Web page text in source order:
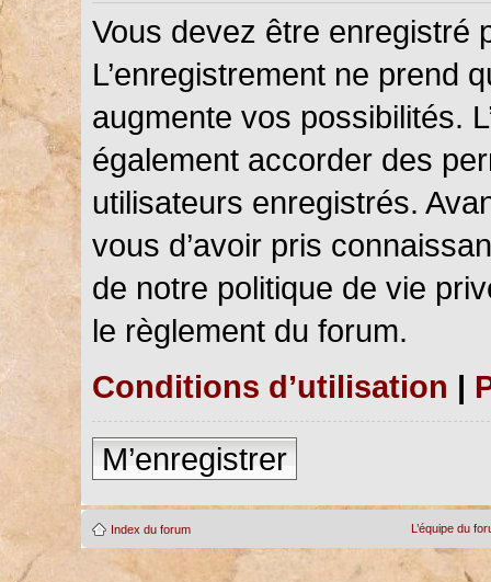
Vous devez être enregistré
L’enregistrement ne prend
augmente vos possibilités.
également accorder des
utilisateurs enregistrés.
vous d’avoir pris
de notre politique de vie
le règlement du forum.
Conditions d’utilisation |
M’enregistrer
Index du forum L’équipe du